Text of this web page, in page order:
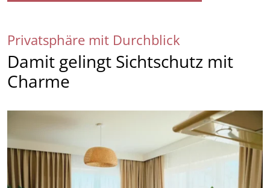
Privatsphäre mit Durchblick
Damit gelingt Sichtschutz mit
Charme